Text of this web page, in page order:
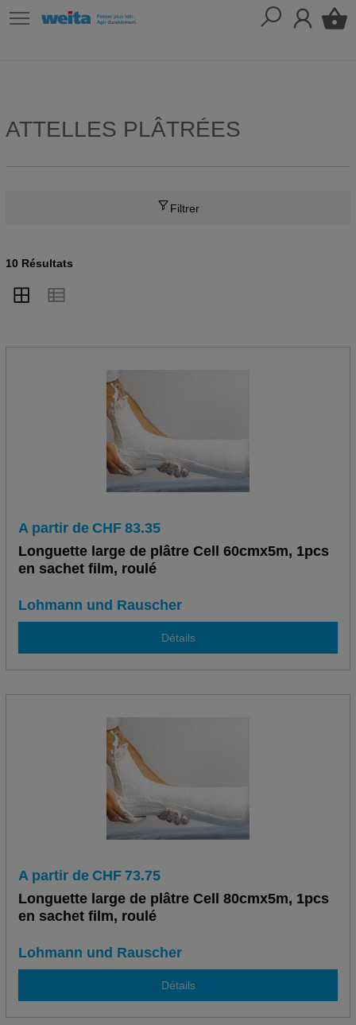
ATTELLES PLÂTRÉES
Filtrer
10 Résultats
A partir de CHF 83.35
Longuette large de plâtre Cell 60cmx5m, 1pcs
en sachet film, roulé
Lohmann und Rauscher
Détails
A partir de CHF 73.75
Longuette large de plâtre Cell 80cmx5m, 1pcs
en sachet film, roulé
Lohmann und Rauscher
Détails